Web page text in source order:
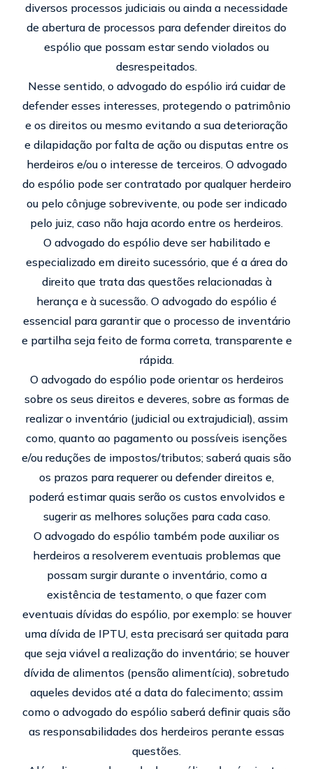
diversos processos judiciais ou ainda a necessidade
de abertura de processos para defender direitos do
espólio que possam estar sendo violados ou
desrespeitados.
Nesse sentido, o advogado do espólio irá cuidar de
defender esses interesses, protegendo o patrimônio
e os direitos ou mesmo evitando a sua deterioração
e dilapidação por falta de ação ou disputas entre os
herdeiros e/ou o interesse de terceiros. O advogado
do espólio pode ser contratado por qualquer herdeiro
ou pelo cônjuge sobrevivente, ou pode ser indicado
pelo juiz, caso não haja acordo entre os herdeiros.
O advogado do espólio deve ser habilitado e
especializado em direito sucessório, que é a área do
direito que trata das questões relacionadas à
herança e à sucessão. O advogado do espólio é
essencial para garantir que o processo de inventário
e partilha seja feito de forma correta, transparente e
rápida.
O advogado do espólio pode orientar os herdeiros
sobre os seus direitos e deveres, sobre as formas de
realizar o inventário (judicial ou extrajudicial), assim
como, quanto ao pagamento ou possíveis isenções
e/ou reduções de impostos/tributos; saberá quais são
os prazos para requerer ou defender direitos e,
poderá estimar quais serão os custos envolvidos e
sugerir as melhores soluções para cada caso.
O advogado do espólio também pode auxiliar os
herdeiros a resolverem eventuais problemas que
possam surgir durante o inventário, como a
existência de testamento, o que fazer com
eventuais dívidas do espólio, por exemplo: se houver
uma dívida de IPTU, esta precisará ser quitada para
que seja viável a realização do inventário; se houver
dívida de alimentos (pensão alimentícia), sobretudo
aqueles devidos até a data do falecimento; assim
como o advogado do espólio saberá definir quais são
as responsabilidades dos herdeiros perante essas
questões.